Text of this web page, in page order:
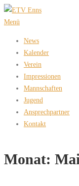
Zum
Inhalt
Menü
News
Kalender
Verein
Impressionen
Mannschaften
Jugend
Ansprechpartner
Kontakt
Monat: